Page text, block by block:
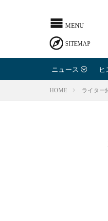
ニュース ヒ
HOME ライター